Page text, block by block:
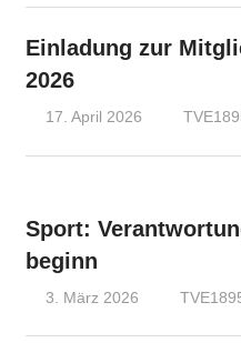
Einladung zur
2026
17. April 2026
Sport:
beginn
3. März 2026